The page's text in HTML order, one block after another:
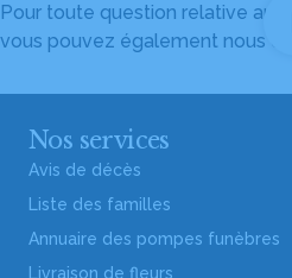
Pour toute question relative au
vous pouvez également nous
Nos services
Avis de décès
Liste des familles
Annuaire des pompes funèbres
Livraison de fleurs